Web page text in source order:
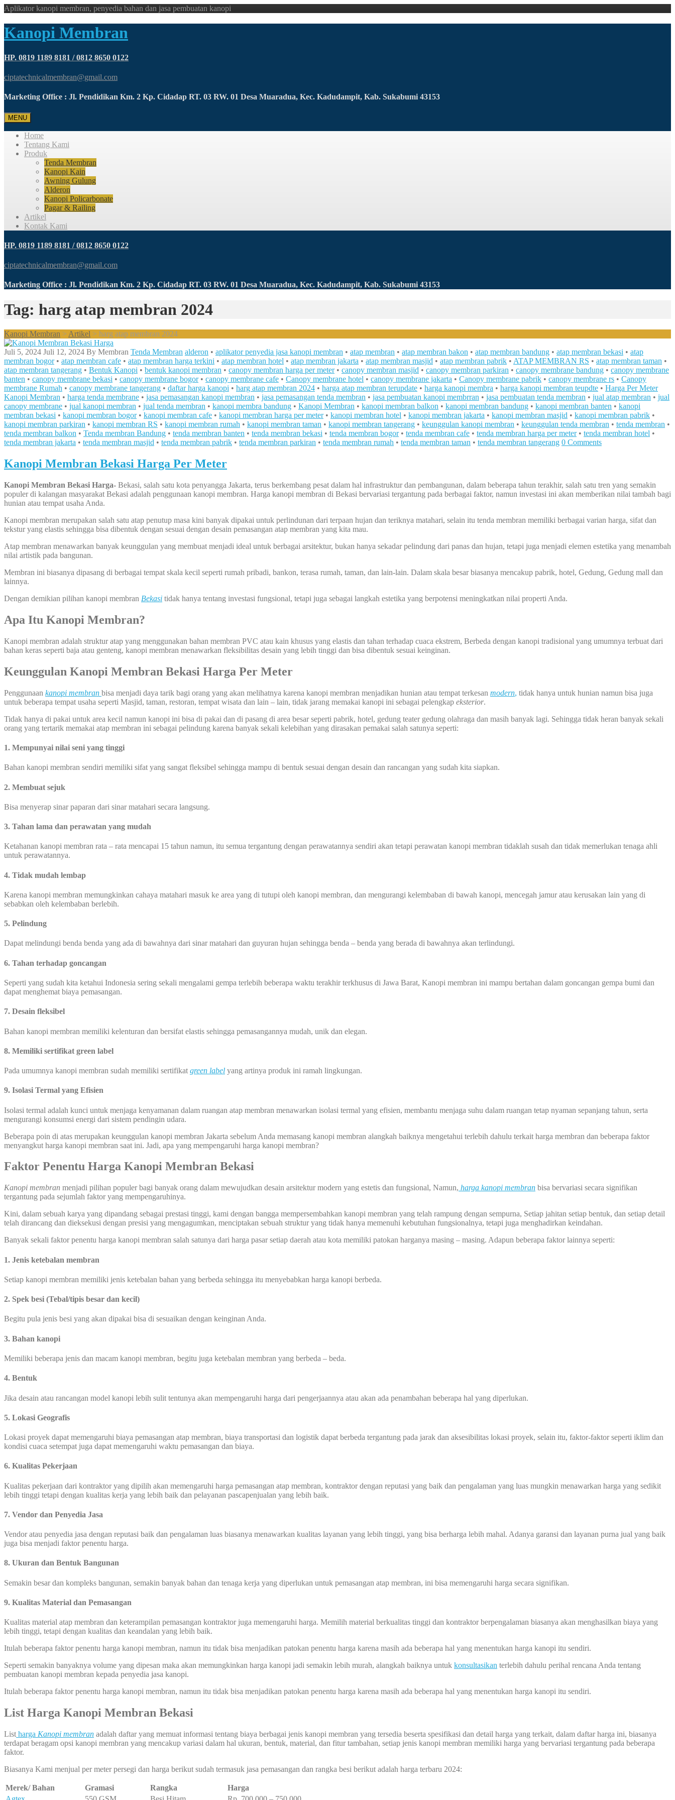
Aplikator kanopi membran, penyedia bahan dan jasa pembuatan kanopi
Kanopi Membran
HP. 0819 1189 8181 / 0812 8650 0122
ciptatechnicalmembran@gmail.com
Marketing Office : Jl. Pendidikan Km. 2 Kp. Cidadap RT. 03 RW. 01 Desa Muaradua, Kec. Kadudampit, Kab. Sukabumi 43153
MENU
Home
Tentang Kami
Produk
Tenda Membran
Kanopi Kain
Awning Gulung
Alderon
Kanopi Policarbonate
Pagar & Railing
Artikel
Kontak Kami
HP. 0819 1189 8181 / 0812 8650 0122
ciptatechnicalmembran@gmail.com
Marketing Office : Jl. Pendidikan Km. 2 Kp. Cidadap RT. 03 RW. 01 Desa Muaradua, Kec. Kadudampit, Kab. Sukabumi 43153
Tag: harg atap membran 2024
Kanopi Membran > Artikel > harg atap membran 2024
Juli 5, 2024 Juli 12, 2024 By Membran Tenda Membran alderon • aplikator penyedia jasa kanopi membran • atap membran • atap membran bakon • atap membran bandung • atap membran bekasi • atap
membran bogor• atap membran cafe • atap membran harga terkini • atap membran hotel • atap membran jakarta • atap membran masjid • atap membran pabrik • ATAP MEMBRAN RS • atap membran taman •
atap membran tangerang • Bentuk Kanopi • bentuk kanopi membran • canopy membran harga per meter• canopy membran masjid • canopy membran parkiran • canopy membrane bandung • canopy membrane
banten • canopy membrane bekasi • canopy membrane bogor• canopy membrane cafe • Canopy membrane hotel • canopy membrane jakarta • Canopy membrane pabrik • canopy membrane rs • Canopy
membrane Rumah • canopy membrane tangerang • daftar harga kanopi • harg atap membran 2024 • harga atap membran terupdate • harga kanopi membra • harga kanopi membran teupdte • Harga Per Meter
Kanopi Membran • harga tenda membrane • jasa pemasangan kanopi membran • jasa pemasangan tenda membran • jasa pembuatan kanopi membrran • jasa pembuatan tenda membran • jual atap membran • jual
canopy membrane • jual kanopi membran • jual tenda membran • kanopi membra bandung • Kanopi Membran • kanopi membran balkon • kanopi membran bandung • kanopi membran banten • kanopi
membran bekasi • kanopi membran bogor• kanopi membran cafe • kanopi membran harga per meter• kanopi membran hotel • kanopi membran jakarta • kanopi membran masjid • kanopi membran pabrik •
kanopi membran parkiran • kanopi membran RS • kanopi membran rumah • kanopi membran taman • kanopi membran tangerang • keunggulan kanopi membran • keunggulan tenda membran • tenda membran •
tenda membran balkon • Tenda membran Bandung • tenda membran banten • tenda membran bekasi • tenda membran bogor• tenda membran cafe • tenda membran harga per meter• tenda membran hotel •
tenda membran jakarta • tenda membran masjid • tenda membran pabrik • tenda membran parkiran • tenda membran rumah • tenda membran taman • tenda membran tangerang 0 Comments
Kanopi Membran Bekasi Harga Per Meter
Kanopi Membran Bekasi Harga- Bekasi, salah satu kota penyangga Jakarta, terus berkembang pesat dalam hal infrastruktur dan pembangunan, dalam beberapa tahun terakhir, salah satu tren yang semakin
populer di kalangan masyarakat Bekasi adalah penggunaan kanopi membran. Harga kanopi membran di Bekasi bervariasi tergantung pada berbagai faktor, namun investasi ini akan memberikan nilai tambah bagi
hunian atau tempat usaha Anda.
Kanopi membran merupakan salah satu atap penutup masa kini banyak dipakai untuk perlindunan dari terpaan hujan dan teriknya matahari, selain itu tenda membran memiliki berbagai varian harga, sifat dan
tekstur yang elastis sehingga bisa dibentuk dengan sesuai dengan desain pemasangan atap membran yang kita mau.
Atap membran menawarkan banyak keunggulan yang membuat menjadi ideal untuk berbagai arsitektur, bukan hanya sekadar pelindung dari panas dan hujan, tetapi juga menjadi elemen estetika yang menambah
nilai artistik pada bangunan.
Membran ini biasanya dipasang di berbagai tempat skala kecil seperti rumah pribadi, bankon, terasa rumah, taman, dan lain-lain. Dalam skala besar biasanya mencakup pabrik, hotel, Gedung, Gedung mall dan
lainnya.
Dengan demikian pilihan kanopi membran Bekasi tidak hanya tentang investasi fungsional, tetapi juga sebagai langkah estetika yang berpotensi meningkatkan nilai properti Anda.
Apa Itu Kanopi Membran?
Kanopi membran adalah struktur atap yang menggunakan bahan membran PVC atau kain khusus yang elastis dan tahan terhadap cuaca ekstrem, Berbeda dengan kanopi tradisional yang umumnya terbuat dari
bahan keras seperti baja atau genteng, kanopi membran menawarkan fleksibilitas desain yang lebih tinggi dan bisa dibentuk sesuai keinginan.
Keunggulan Kanopi Membran Bekasi Harga Per Meter
Penggunaan kanopi membran bisa menjadi daya tarik bagi orang yang akan melihatnya karena kanopi membran menjadikan hunian atau tempat terkesan modern, tidak hanya untuk hunian namun bisa juga
untuk beberapa tempat usaha seperti Masjid, taman, restoran, tempat wisata dan lain – lain, tidak jarang memakai kanopi ini sebagai pelengkap eksterior.
Tidak hanya di pakai untuk area kecil namun kanopi ini bisa di pakai dan di pasang di area besar seperti pabrik, hotel, gedung teater gedung olahraga dan masih banyak lagi. Sehingga tidak heran banyak sekali
orang yang tertarik memakai atap membran ini sebagai pelindung karena banyak sekali kelebihan yang dirasakan pemakai salah satunya seperti:
1. Mempunyai nilai seni yang tinggi
Bahan kanopi membran sendiri memiliki sifat yang sangat fleksibel sehingga mampu di bentuk sesuai dengan desain dan rancangan yang sudah kita siapkan.
2. Membuat sejuk
Bisa menyerap sinar paparan dari sinar matahari secara langsung.
3. Tahan lama dan perawatan yang mudah
Ketahanan kanopi membran rata – rata mencapai 15 tahun namun, itu semua tergantung dengan perawatannya sendiri akan tetapi perawatan kanopi membran tidaklah susah dan tidak memerlukan tenaga ahli
untuk perawatannya.
4. Tidak mudah lembap
Karena kanopi membran memungkinkan cahaya matahari masuk ke area yang di tutupi oleh kanopi membran, dan mengurangi kelembaban di bawah kanopi, mencegah jamur atau kerusakan lain yang di
sebabkan oleh kelembaban berlebih.
5. Pelindung
Dapat melindungi benda benda yang ada di bawahnya dari sinar matahari dan guyuran hujan sehingga benda – benda yang berada di bawahnya akan terlindungi.
6. Tahan terhadap goncangan
Seperti yang sudah kita ketahui Indonesia sering sekali mengalami gempa terlebih beberapa waktu terakhir terkhusus di Jawa Barat, Kanopi membran ini mampu bertahan dalam goncangan gempa bumi dan
dapat menghemat biaya pemasangan.
7. Desain fleksibel
Bahan kanopi membran memiliki kelenturan dan bersifat elastis sehingga pemasangannya mudah, unik dan elegan.
8. Memiliki sertifikat green label
Pada umumnya kanopi membran sudah memiliki sertifikat green label yang artinya produk ini ramah lingkungan.
9. Isolasi Termal yang Efisien
Isolasi termal adalah kunci untuk menjaga kenyamanan dalam ruangan atap membran menawarkan isolasi termal yang efisien, membantu menjaga suhu dalam ruangan tetap nyaman sepanjang tahun, serta
mengurangi konsumsi energi dari sistem pendingin udara.
Beberapa poin di atas merupakan keunggulan kanopi membran Jakarta sebelum Anda memasang kanopi membran alangkah baiknya mengetahui terlebih dahulu terkait harga membran dan beberapa faktor
menyangkut harga kanopi membran saat ini. Jadi, apa yang mempengaruhi harga kanopi membran?
Faktor Penentu Harga Kanopi Membran Bekasi
Kanopi membran menjadi pilihan populer bagi banyak orang dalam mewujudkan desain arsitektur modern yang estetis dan fungsional, Namun, harga kanopi membran bisa bervariasi secara signifikan
tergantung pada sejumlah faktor yang mempengaruhinya.
Kini, dalam sebuah karya yang dipandang sebagai prestasi tinggi, kami dengan bangga mempersembahkan kanopi membran yang telah rampung dengan sempurna, Setiap jahitan setiap bentuk, dan setiap detail
telah dirancang dan dieksekusi dengan presisi yang mengagumkan, menciptakan sebuah struktur yang tidak hanya memenuhi kebutuhan fungsionalnya, tetapi juga menghadirkan keindahan.
Banyak sekali faktor penentu harga kanopi membran salah satunya dari harga pasar setiap daerah atau kota memiliki patokan harganya masing – masing. Adapun beberapa faktor lainnya seperti:
1. Jenis ketebalan membran
Setiap kanopi membran memiliki jenis ketebalan bahan yang berbeda sehingga itu menyebabkan harga kanopi berbeda.
2. Spek besi (Tebal/tipis besar dan kecil)
Begitu pula jenis besi yang akan dipakai bisa di sesuaikan dengan keinginan Anda.
3. Bahan kanopi
Memiliki beberapa jenis dan macam kanopi membran, begitu juga ketebalan membran yang berbeda – beda.
4. Bentuk
Jika desain atau rancangan model kanopi lebih sulit tentunya akan mempengaruhi harga dari pengerjaannya atau akan ada penambahan beberapa hal yang diperlukan.
5. Lokasi Geografis
Lokasi proyek dapat memengaruhi biaya pemasangan atap membran, biaya transportasi dan logistik dapat berbeda tergantung pada jarak dan aksesibilitas lokasi proyek, selain itu, faktor-faktor seperti iklim dan
kondisi cuaca setempat juga dapat memengaruhi waktu pemasangan dan biaya.
6. Kualitas Pekerjaan
Kualitas pekerjaan dari kontraktor yang dipilih akan memengaruhi harga pemasangan atap membran, kontraktor dengan reputasi yang baik dan pengalaman yang luas mungkin menawarkan harga yang sedikit
lebih tinggi tetapi dengan kualitas kerja yang lebih baik dan pelayanan pascapenjualan yang lebih baik.
7. Vendor dan Penyedia Jasa
Vendor atau penyedia jasa dengan reputasi baik dan pengalaman luas biasanya menawarkan kualitas layanan yang lebih tinggi, yang bisa berharga lebih mahal. Adanya garansi dan layanan purna jual yang baik
juga bisa menjadi faktor penentu harga.
8. Ukuran dan Bentuk Bangunan
Semakin besar dan kompleks bangunan, semakin banyak bahan dan tenaga kerja yang diperlukan untuk pemasangan atap membran, ini bisa memengaruhi harga secara signifikan.
9. Kualitas Material dan Pemasangan
Kualitas material atap membran dan keterampilan pemasangan kontraktor juga memengaruhi harga. Memilih material berkualitas tinggi dan kontraktor berpengalaman biasanya akan menghasilkan biaya yang
lebih tinggi, tetapi dengan kualitas dan keandalan yang lebih baik.
Itulah beberapa faktor penentu harga kanopi membran, namun itu tidak bisa menjadikan patokan penentu harga karena masih ada beberapa hal yang menentukan harga kanopi itu sendiri.
Seperti semakin banyaknya volume yang dipesan maka akan memungkinkan harga kanopi jadi semakin lebih murah, alangkah baiknya untuk konsultasikan terlebih dahulu perihal rencana Anda tentang
pembuatan kanopi membran kepada penyedia jasa kanopi.
Itulah beberapa faktor penentu harga kanopi membran, namun itu tidak bisa menjadikan patokan penentu harga karena masih ada beberapa hal yang menentukan harga kanopi itu sendiri.
List Harga Kanopi Membran Bekasi
List harga Kanopi membran adalah daftar yang memuat informasi tentang biaya berbagai jenis kanopi membran yang tersedia beserta spesifikasi dan detail harga yang terkait, dalam daftar harga ini, biasanya
terdapat beragam opsi kanopi membran yang mencakup variasi dalam hal ukuran, bentuk, material, dan fitur tambahan, setiap jenis kanopi membran memiliki harga yang bervariasi tergantung pada beberapa
faktor.
Biasanya Kami menjual per meter persegi dan harga berikut sudah termasuk jasa pemasangan dan rangka besi berikut adalah harga terbaru 2024:
Merek/ Bahan Gramasi Rangka
Harga